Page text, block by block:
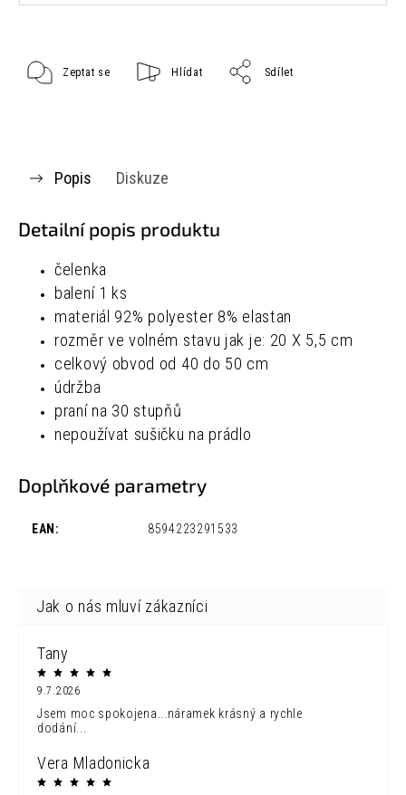
Zeptat se Hlídat Sdílet
Popis Diskuze
Detailní popis produktu
čelenka
balení 1 ks
materiál 92% polyester 8% elastan
rozměr ve volném stavu jak je: 20 X 5,5 cm
celkový obvod od 40 do 50 cm
údržba
praní na 30 stupňů
nepoužívat sušičku na prádlo
Doplňkové parametry
EAN : 8594223291533
Tany
9.7.2026
Jsem moc spokojena...náramek krásný a rychle
dodání...
Vera Mladonicka